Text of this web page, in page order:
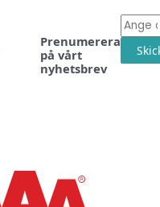
Prenumerera
på vårt
nyhetsbrev
E-
post